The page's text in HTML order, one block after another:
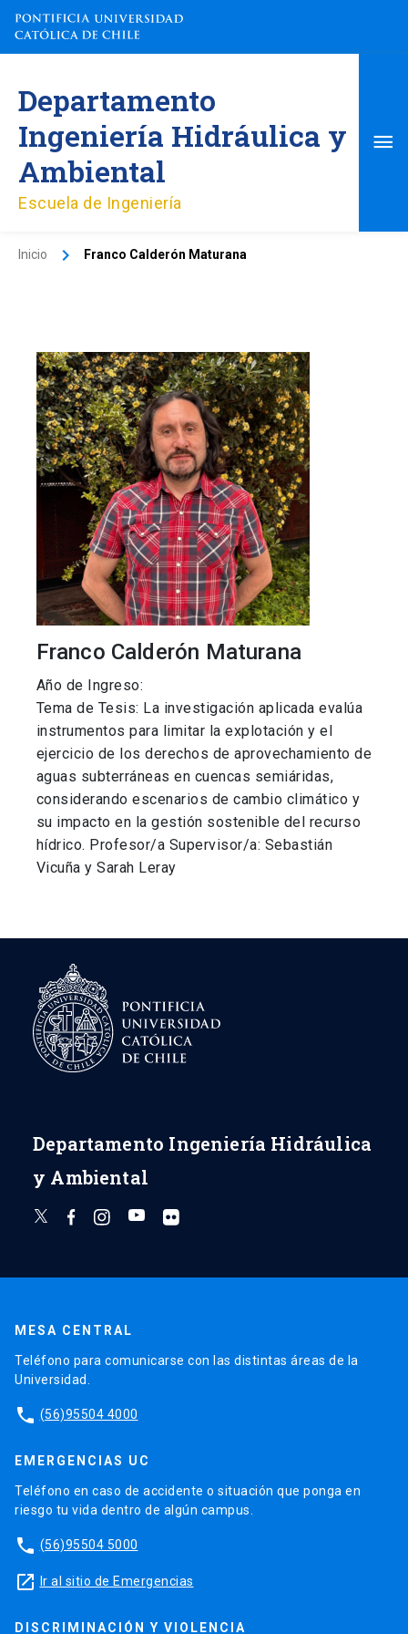
contenido
Departamento
Ingeniería Hidráulica y
Ambiental
Escuela de Ingeniería
Inicio Franco Calderón Maturana
Franco Calderón Maturana
Año de Ingreso:
Tema de Tesis: La investigación aplicada evalúa
instrumentos para limitar la explotación y el
ejercicio de los derechos de aprovechamiento de
aguas subterráneas en cuencas semiáridas,
considerando escenarios de cambio climático y
su impacto en la gestión sostenible del recurso
hídrico. Profesor/a Supervisor/a: Sebastián
Vicuña y Sarah Leray
Departamento Ingeniería Hidráulica
y Ambiental
MESA CENTRAL
Teléfono para comunicarse con las distintas áreas de la
Universidad.
phone (56)95504 4000
EMERGENCIAS UC
Teléfono en caso de accidente o situación que ponga en
riesgo tu vida dentro de algún campus.
phone (56)95504 5000
launch Ir al sitio de Emergencias
DISCRIMINACIÓN Y VIOLENCIA